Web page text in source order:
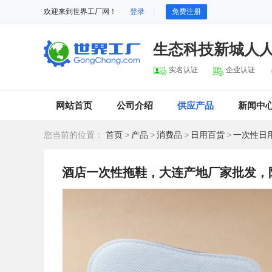
欢迎来到世界工厂网！ 登录 免费注册
生态科技新城人
实名认证 企业认证
网站首页 公司介绍 供应产品 新闻中
您当前的位置： 首页 > 产品 >消费品 > 日用百货 >一次性日
酒店一次性拖鞋，大连产地厂家批发